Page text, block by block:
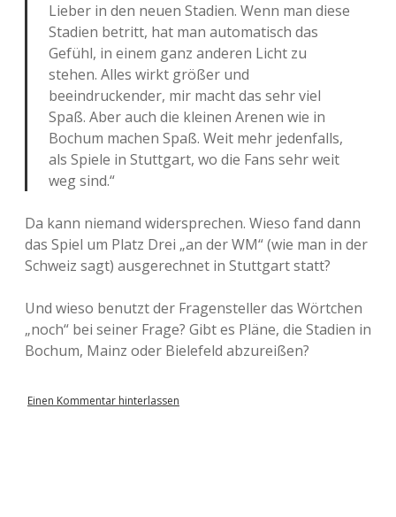
Lieber in den neuen Stadien. Wenn man diese
Stadien betritt, hat man automatisch das
Gefühl, in einem ganz anderen Licht zu
stehen. Alles wirkt größer und
beeindruckender, mir macht das sehr viel
Spaß. Aber auch die kleinen Arenen wie in
Bochum machen Spaß. Weit mehr jedenfalls,
als Spiele in Stuttgart, wo die Fans sehr weit
weg sind.“
Da kann niemand widersprechen. Wieso fand dann
das Spiel um Platz Drei „an der WM“ (wie man in der
Schweiz sagt) ausgerechnet in Stuttgart statt?
Und wieso benutzt der Fragensteller das Wörtchen
„noch“ bei seiner Frage? Gibt es Pläne, die Stadien in
Bochum, Mainz oder Bielefeld abzureißen?
Einen Kommentar hinterlassen